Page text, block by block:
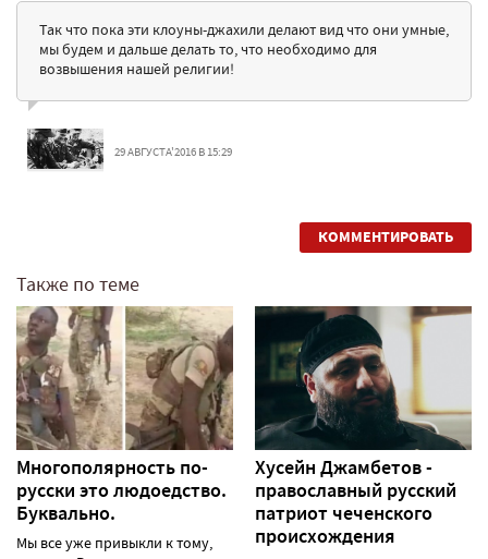
Так что пока эти клоуны-джахили делают вид что они умные,
мы будем и дальше делать то, что необходимо для
возвышения нашей религии!
29 АВГУСТА'2016 В 15:29
КОММЕНТИРОВАТЬ
Также по теме
Многополярность по-
русски это людоедство.
Буквально.
Мы все уже привыкли к тому,
Хусейн Джамбетов -
православный русский
патриот чеченского
происхождения